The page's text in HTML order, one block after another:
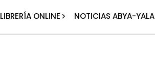
LIBRERÍA ONLINE NOTICIAS ABYA-YALA